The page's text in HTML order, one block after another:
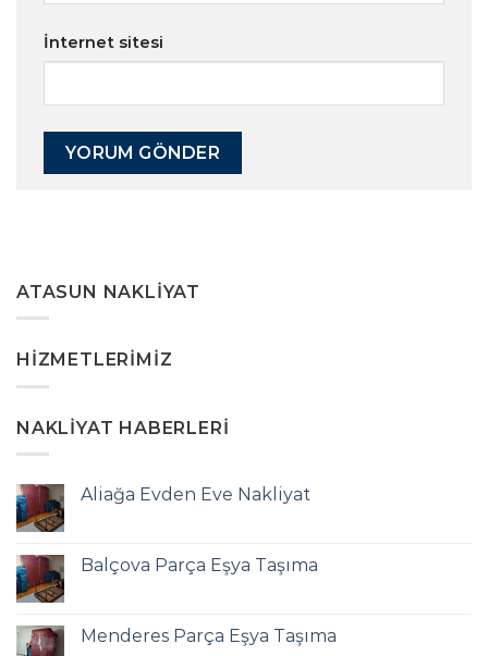
İnternet sitesi
ATASUN NAKLIYAT
HIZMETLERIMIZ
NAKLIYAT HABERLERI
Aliağa Evden Eve Nakliyat
Balçova Parça Eşya Taşıma
Menderes Parça Eşya Taşıma